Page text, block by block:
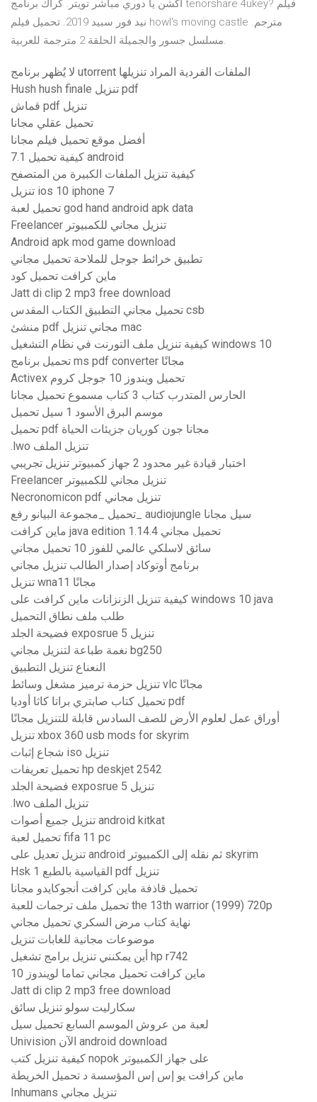
اكشن يا دوري مباشر تويتر. كراك برنامج tenorshare 4ukey? فيلم
نيد فور سبيد 2019. تحميل فيلم howl's moving castle مترجم.
مسلسل جسور والجميلة الحلقة 2 مترجمة للعربية.
لا يُظهر برنامج utorrent الملفات الفردية المراد تنزيلها
Hush hush finale تنزيل pdf
قماش pdf تنزيل
تحميل عقلي مجانا
أفضل موقع تحميل فيلم مجانا
كيفية تحميل 7.1 android
كيفية تنزيل الملفات الكبيرة من المتصفح
تنزيل ios 10 iphone 7
تحميل لعبة god hand android apk data
Freelancer تنزيل مجاني للكمبيوتر
Android apk mod game download
تطبيق خرائط جوجل للملاحة تحميل مجاني
ماين كرافت تحميل كود
Jatt di clip 2 mp3 free download
تحميل مجاني التطبيق الكتاب المقدس csb
منشئ pdf مجاني تنزيل mac
كيفية تنزيل ملف التورنت في نظام التشغيل windows 10
تحميل برنامج ms pdf converter مجانًا
Activex تحميل ويندوز 10 جوجل كروم
الحارس المتدرب كتاب 3 كتاب مسموع تحميل مجانا
موسم البرق الأسود 1 سيل تحميل
تحميل pdf مجانا جون كوريان جزيئات الحياة
.lwo تنزيل الملف
اختبار قيادة غير محدود 2 جهاز كمبيوتر تنزيل تجريبي
Freelancer تنزيل مجاني للكمبيوتر
Necronomicon pdf تنزيل مجاني
تحميل _مجموعة البيانو رفع_ audiojungle سيل مجانا
ماين كرافت java edition 1.14.4 تحميل مجاني
سائق لاسلكي عالمي للفوز 10 تحميل مجاني
برنامج أوتوكاد إصدار الطالب تنزيل مجاني
تنزيل wna11 مجانًا
كيفية تنزيل الزنزانات ماين كرافت على windows 10 java
طلب ملف نطاق التحميل
فضيحة الجلد exposrue 5 تنزيل
نغمة طباعة لتنزيل مجاني bg250
النعناع تنزيل التطبيق
تنزيل حزمة ترميز مشغل وسائط vlc مجانًا
تحميل كتاب صابتري براتا كاثا أوديا pdf
أوراق عمل لعلوم الأرض للصف السادس قابلة للتنزيل مجانًا
تنزيل xbox 360 usb mods for skyrim
شجاع إثبات iso تنزيل
تحميل تعريفات hp deskjet 2542
فضيحة الجلد exposrue 5 تنزيل
.lwo تنزيل الملف
تنزيل جميع أصوات android kitkat
تحميل لعبة fifa 11 pc
تنزيل تعديل على android ثم نقله إلى الكمبيوتر skyrim
Hsk القياسية بالطبع 1 pdf تنزيل
تحميل قاذفة ماين كرافت أنجوكايدو مجانا
تحميل ملف ترجمات للعبة the 13th warrior (1999) 720p
نهاية كتاب مرض السكري تحميل مجاني
موضوعات مجانية للغابات تنزيل
أين يمكنني تنزيل برامج تشغيل hp r742
ماين كرافت تحميل مجاني تماما لويندوز 10
Jatt di clip 2 mp3 free download
سكارليت سولو تنزيل سائق
لعبة من عروش الموسم السابع تحميل سيل
Univision الآن android download
كيفية تنزيل كتب nopok على جهاز الكمبيوتر
ماين كرافت يو إس إس المؤسسة د تحميل الخريطة
Inhumans تنزيل مجاني